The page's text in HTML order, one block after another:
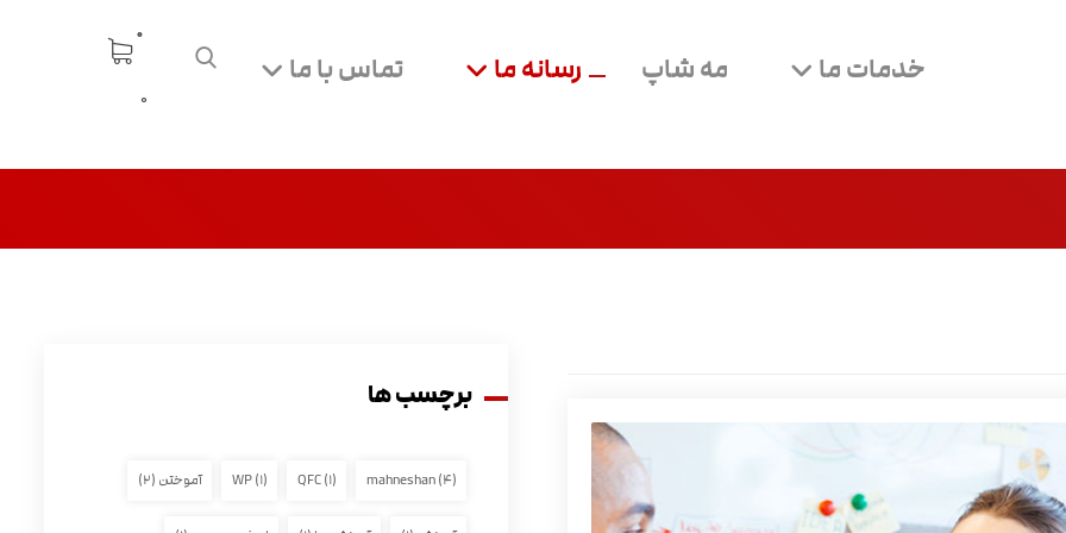
0
خدمات ما مه شاپ رسانه ما تماس با ما
برچسب ها
mahneshan(۴) QFC(۱) WP(۱) آموختن (۲)